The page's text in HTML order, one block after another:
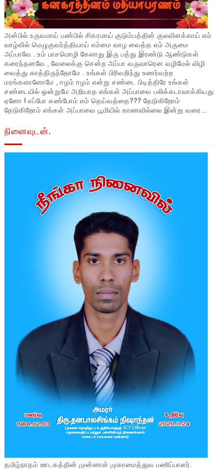
அன்பில் உருவமாய் பண்பில் சிகரமாய் குடும்பத்தின் குலவிளக்காய் எம்
வாழ்வில் மெழுகுவர்த்தியாய் எம்மை வாழ வைத்த எம் அருமை
அப்பாவே . உம் பாசமொழி கேளாது இரு பத்து இரண்டு ஆண்டுகள்
கரைந்தனவே , வேலைக்கு சென்ற அப்பா வருவாரென வழிமேல் விழி
வைத்து காத்திருந்தோமே . உங்கள் பிரிவறிந்து உணர்வற்ற
மரங்களானோமே , ஈழம் ஈழம் என்று சண்டை பிடித்திரே உங்கள்
சண்டையில் ஒன்றுமே அறியாத எங்கள் அப்பாவை பலிக்கடாவாக்கியது
ஏனோ ! எப்போ கண்போம் எம் தெய்வத்தை??? தேடுகிறோம்
தேடுகிறோம் எங்கள் அப்பாவை பூமியில் காணவில்லை இன்று வரை...
நினைவுடன்.
தமிழ்நாதம் ஊடகத்தின் முன்னாள் முகாமைத்துவ பணிப்பாளர்.